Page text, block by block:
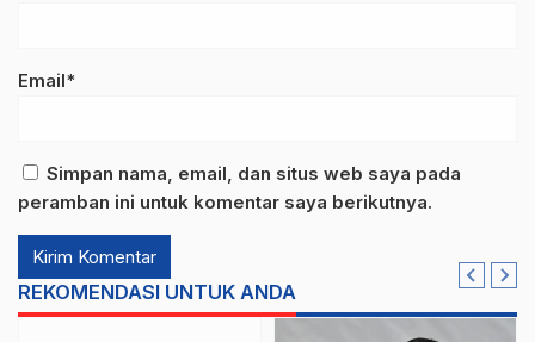
Email*
Simpan nama, email, dan situs web saya pada
peramban ini untuk komentar saya berikutnya.
REKOMENDASI UNTUK ANDA